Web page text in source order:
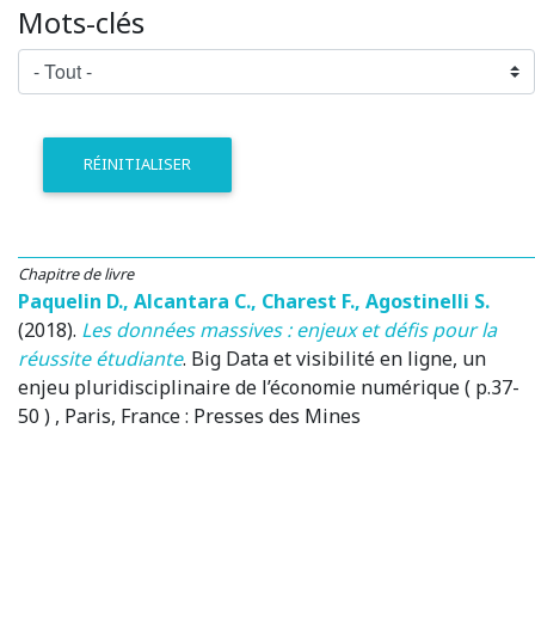
Mots-clés
RÉINITIALISER
Chapitre de livre
Paquelin D., Alcantara C., Charest F., Agostinelli S.
(2018). Les données massives : enjeux et défis pour la
réussite étudiante. Big Data et visibilité en ligne, un
enjeu pluridisciplinaire de l’économie numérique ( p.37-
50 ) , Paris, France: Presses des Mines